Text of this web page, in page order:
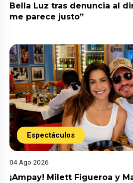
Bella Luz tras denuncia al
me parece justo”
Espectáculos
04 Ago 2026
¡Ampay! Milett Figueroa y